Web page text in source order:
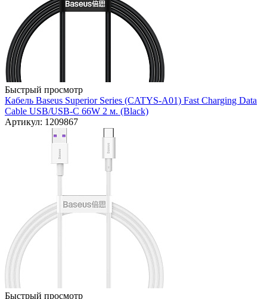
Быстрый просмотр
Кабель Baseus Superior Series (CATYS-A01) Fast Charging Data
Cable USB/USB-C 66W 2 м. (Black)
Артикул: 1209867
Быстрый просмотр